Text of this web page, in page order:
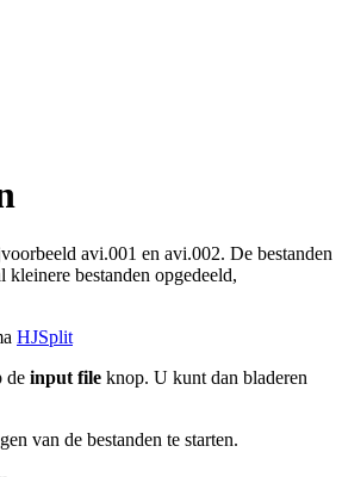
avi.001 en avi.002. De bestanden
bestanden opgedeeld,
HJSplit
de input file knop. U kunt dan bladeren
van de bestanden te starten.